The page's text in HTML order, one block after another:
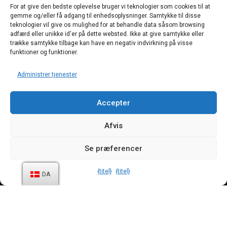
For at give den bedste oplevelse bruger vi teknologier som cookies til at
gemme og/eller få adgang til enhedsoplysninger. Samtykke til disse
teknologier vil give os mulighed for at behandle data såsom browsing
adfærd eller unikke id'er på dette websted. Ikke at give samtykke eller
trække samtykke tilbage kan have en negativ indvirkning på visse
funktioner og funktioner.
Administrer tjenester
Accepter
Afvis
Se præferencer
{titel} {titel}
Fortrolighedspolitik
Politik om cookies
DA